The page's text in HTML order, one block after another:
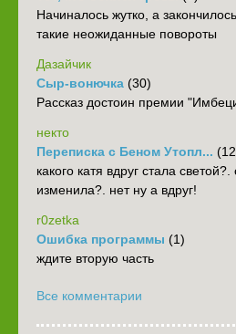
Начиналось жутко, а
такие неожиданные повороты
Дазайчик
Сыр-вонючка (30)
Рассказ достоин премии
некто
Переписка с Беном Утопл...
какого катя вдруг стала
изменила?. нет ну а вдруг!
r0zetka
Ошибка программы (1)
ждите вторую часть
Все комментарии